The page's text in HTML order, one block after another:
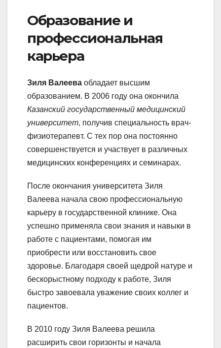
Образование и
профессиональная
карьера
Зиля Валеева обладает высшим
образованием. В 2006 году она окончила
Казанский государственный медицинский
университет, получив специальность врач-
физиотерапевт. С тех пор она постоянно
совершенствуется и участвует в различных
медицинских конференциях и семинарах.
После окончания университета Зиля
Валеева начала свою профессиональную
карьеру в государственной клинике. Она
успешно применяла свои знания и навыки в
работе с пациентами, помогая им
приобрести или восстановить свое
здоровье. Благодаря своей щедрой натуре и
бескорыстному подходу к работе, Зиля
быстро завоевала уважение своих коллег и
пациентов.
В 2010 году Зиля Валеева решила
расширить свои горизонты и начала